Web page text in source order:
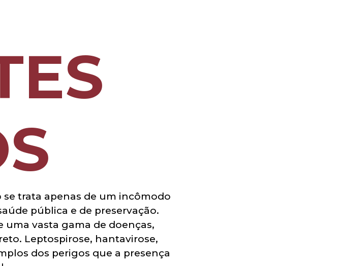
trata apenas de um incômodo
pública e de preservação.
uma vasta gama de doenças,
Leptospirose, hantavirose,
dos perigos que a presença